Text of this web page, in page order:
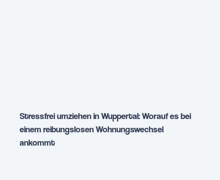
Stressfrei umziehen in Wuppertal: Worauf es bei
einem reibungslosen Wohnungswechsel
ankommt